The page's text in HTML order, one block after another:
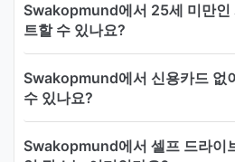
Swakopmund에서 25세 미만인
트할 수 있나요?
Swakopmund에서 신용카드 없
수 있나요?
Swakopmund에서 셀프 드라이